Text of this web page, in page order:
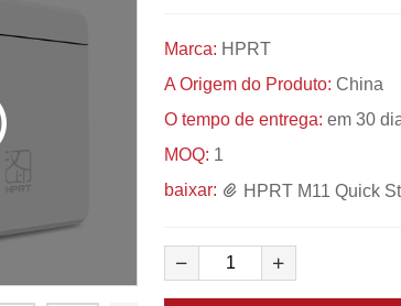
Marca: HPRT
A Origem do Produto: China
O tempo de entrega: em 30
MOQ: 1
baixar:
HPRT M11 Quick